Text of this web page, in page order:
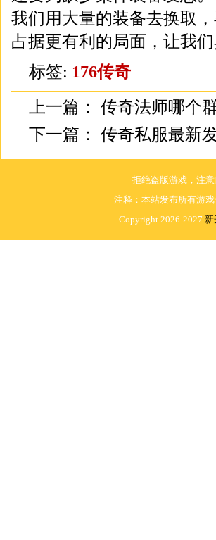
我们用大量的装备去换取
占据更有利的局面，让我
标签: 176传奇
上一篇： 传奇法师哪个
下一篇： 传奇私服最新
拒绝盗版游戏，注
注释：本站发布所有游
Copyright 2026-2027